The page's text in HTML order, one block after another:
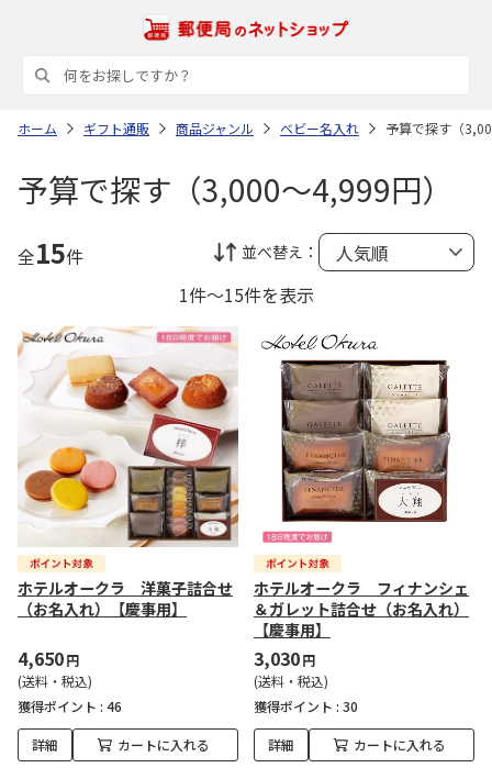
ホーム ギフト通販 商品ジャンル ベビー名入れ 予算で探す（
予算で探す（3,000～4,999円）
全15件 並べ替え：
1件～15件を表示
ホテルオークラ 洋菓子詰合せ
（お名入れ）【慶事用】
4,650円
(送料・税込)
獲得ポイント : 46
詳細 カートに入れる
ホテルオークラ フィナンシェ
＆ガレット詰合せ（お名入れ）
【慶事用】
3,030円
(送料・税込)
獲得ポイント : 30
詳細 カートに入れる